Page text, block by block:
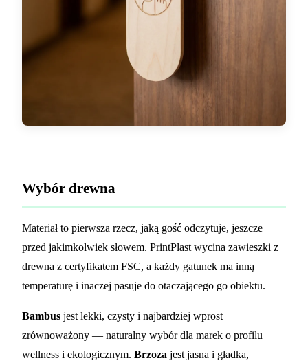
Wybór drewna
Materiał to pierwsza rzecz, jaką gość odczytuje, jeszcze
przed jakimkolwiek słowem. PrintPlast wycina zawieszki z
drewna z certyfikatem FSC, a każdy gatunek ma inną
temperaturę i inaczej pasuje do otaczającego go obiektu.
Bambus jest lekki, czysty i najbardziej wprost
zrównoważony — naturalny wybór dla marek o profilu
wellness i ekologicznym. Brzoza jest jasna i gładka,